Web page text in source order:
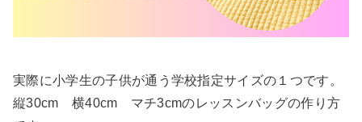
実際に小学生の子供が通う学校指定サイズの１つです。
縦30cm 横40cm マチ3cmのレッスンバッグの作り方